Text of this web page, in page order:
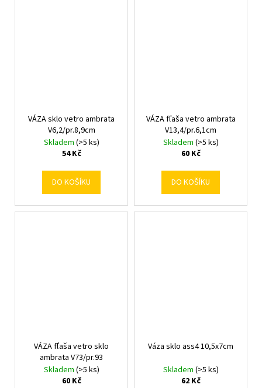
VÁZA sklo vetro ambrata
V6,2/pr.8,9cm
Skladem (>5 ks)
54 Kč
DO KOŠÍKU
VÁZA fľaša vetro ambrata
V13,4/pr.6,1cm
Skladem (>5 ks)
60 Kč
DO KOŠÍKU
VÁZA fľaša vetro sklo
ambrata V73/pr.93
Skladem (>5 ks)
60 Kč
Váza sklo ass4 10,5x7cm
Skladem (>5 ks)
62 Kč